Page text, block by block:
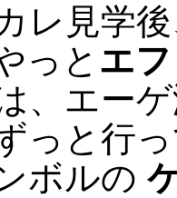
レ見学
っと エ
、エー
っと行
ボルの